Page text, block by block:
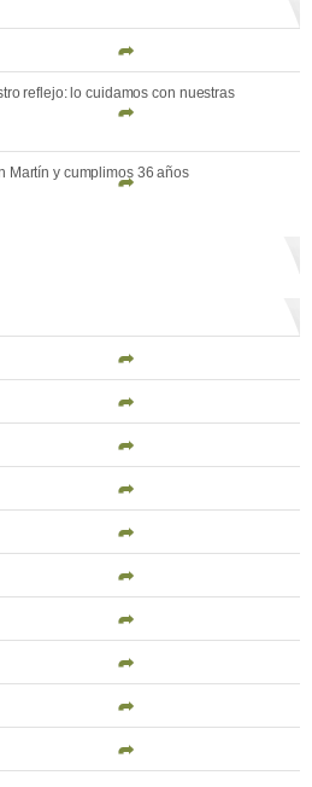
reflejo: lo cuidamos con nuestras
Martín y cumplimos 36 años